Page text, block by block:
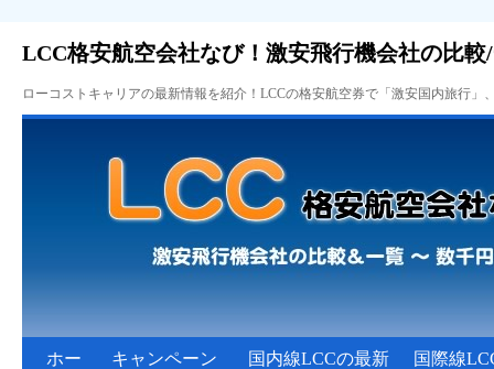
LCC格安航空会社なび！激安飛行機会社の比較
ローコストキャリアの最新情報を紹介！LCCの格安航空券で「激安国内旅行
ホー キャンペーン 国内線LCCの最新 国際線